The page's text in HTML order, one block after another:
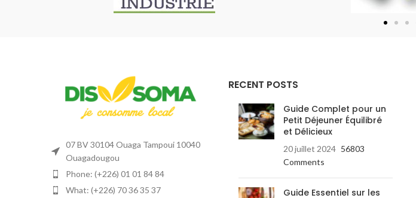
07 BV 30104 Ouaga Tampoui 10040
Ouagadougou
Phone: (+226) 01 01 84 84
What: (+226) 70 36 35 37
RECENT POSTS
Guide Complet pour un
Petit Déjeuner Équilibré
et Délicieux
20 juillet 2024 56803
Comments
Guide Essentiel sur les